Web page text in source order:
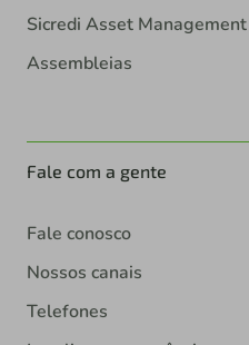
Sicredi Asset Management
Assembleias
Fale com a gente
Fale conosco
Nossos canais
Telefones